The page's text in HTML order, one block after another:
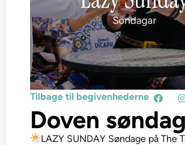
Tilbage til begivenhederne
Doven søndag
LAZY SUNDAY Søndage på The